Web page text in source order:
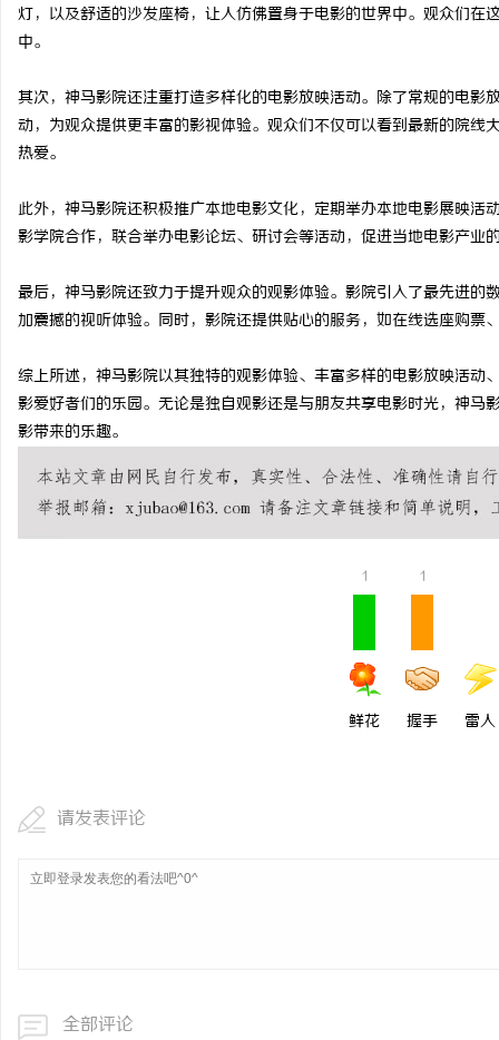
灯，以及舒适的沙发座椅，让人仿佛置身于电影的世界中。观众们
中。
其次，神马影院还注重打造多样化的电影放映活动。除了常规的电
动，为观众提供更丰富的影视体验。观众们不仅可以看到最新的院
热爱。
此外，神马影院还积极推广本地电影文化，定期举办本地电影展映
影学院合作，联合举办电影论坛、研讨会等活动，促进当地电影产业
最后，神马影院还致力于提升观众的观影体验。影院引入了最先进
加震撼的视听体验。同时，影院还提供贴心的服务，如在线选座购票
综上所述，神马影院以其独特的观影体验、丰富多样的电影放映活
影爱好者们的乐园。无论是独自观影还是与朋友共享电影时光，神
影带来的乐趣。
1
鲜花
1
握手 雷人
请发表评论
全部评论
汉配眼镜 上海配眼镜 武汉配眼镜 上海配眼镜